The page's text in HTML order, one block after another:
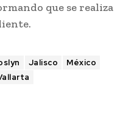
que se realiza
Jalisco
México